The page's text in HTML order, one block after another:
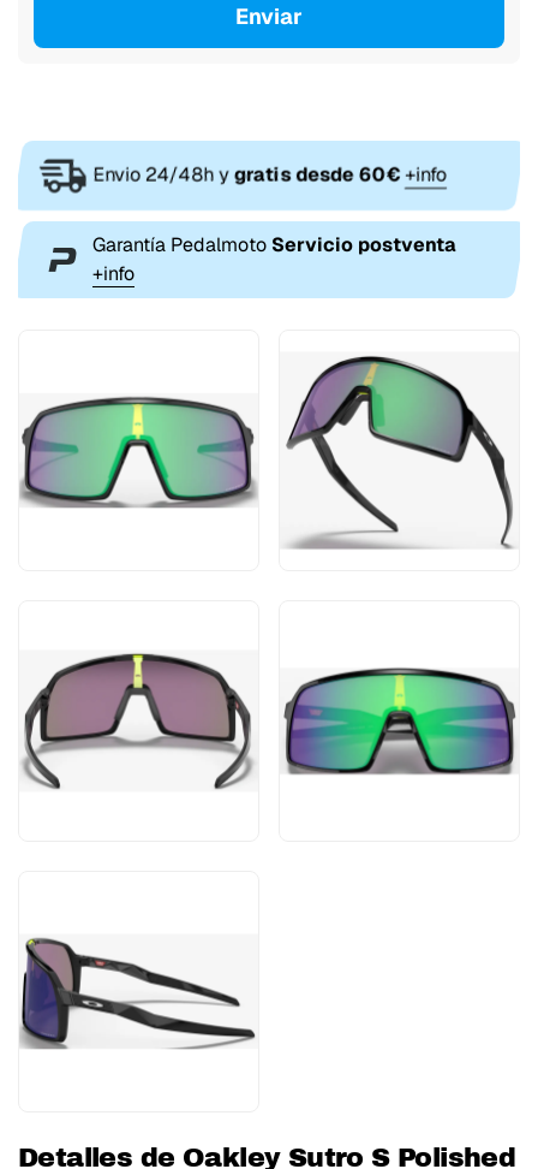
Enviar
Envio 24/48h ygratis desde 60€+info
Garantía Pedalmoto Servicio postventa
+info
Detalles de Oakley Sutro S Polished